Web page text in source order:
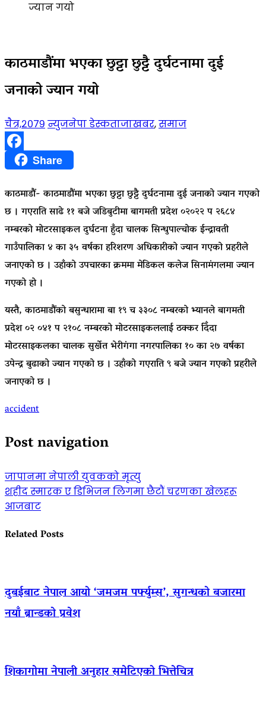
ज्यान गयो
काठमाडौंमा भएका छुट्टा छुट्टै दुर्घटनामा दुई
जनाको ज्यान गयो
चैत्र,२०७९ न्युजनेपा डेस्कताजाखबर,समाज
FacebookShare
काठमाडौं- काठमाडौंमा भएका छुट्टा छुट्टै दुर्घटनामा दुई जनाको ज्यान गएको
छ । गएराति साढे ११ बजे जडिबुटीमा बागमती प्रदेश ०२०२२ प २६८४
नम्बरको मोटरसाइकल दुर्घटना हुँदा चालक सिन्धुपाल्चोक ईन्द्रावती
गाउँपालिका ४ का ३५ वर्षका हरिशरण अधिकारीको ज्यान गएको प्रहरीले
जनाएको छ । उहाँको उपचारका क्रममा मेडिकल कलेज सिनामंगलमा ज्यान
गएको हो ।
यस्तै, काठमाडौंको बसुन्धारामा बा १९ च ३३०८ नम्बरको भ्यानले बागमती
प्रदेश ०२ ०४१ प २१०८ नम्बरको मोटरसाइकललाई ठक्कर दिँदा
मोटरसाइकलका चालक सुर्खेत भेरीगंगा नगरपालिका १० का २७ वर्षका
उपेन्द्र बुढाको ज्यान गएको छ । उहाँको गएराति ९ बजे ज्यान गएको प्रहरीले
जनाएको छ ।
accident
Post navigation
जापानमा नेपाली युवकको मृत्यु
शहीद स्मारक ए डिभिजन लिगमा छैटौं चरणका खेलहरू
आजबाट
Related Posts
दुबईबाट नेपाल आयो ‘जमजम पर्फ्युम्स’, सुगन्धको बजारमा
नयाँ ब्रान्डको प्रवेश
शिकागोमा नेपाली अनुहार समेटिएको भित्तेचित्र